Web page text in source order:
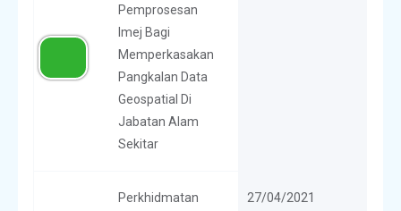
Pemprosesan
Imej Bagi
Memperkasakan
Pangkalan Data
Geospatial Di
Jabatan Alam
Sekitar
Perkhidmatan
27/04/2021